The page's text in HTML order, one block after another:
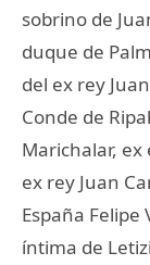
sobrino de
duque de
del ex rey
Conde de
Marichalar, ex
ex rey Juan
España Felipe
íntima de